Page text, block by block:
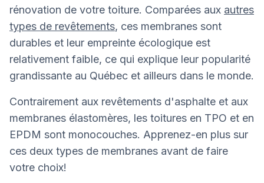
rénovation de votre toiture. Comparées aux autres
types de revêtements, ces membranes sont
durables et leur empreinte écologique est
relativement faible, ce qui explique leur popularité
grandissante au Québec et ailleurs dans le monde.
Contrairement aux revêtements d'asphalte et aux
membranes élastomères, les toitures en TPO et en
EPDM sont monocouches. Apprenez-en plus sur
ces deux types de membranes avant de faire
votre choix!